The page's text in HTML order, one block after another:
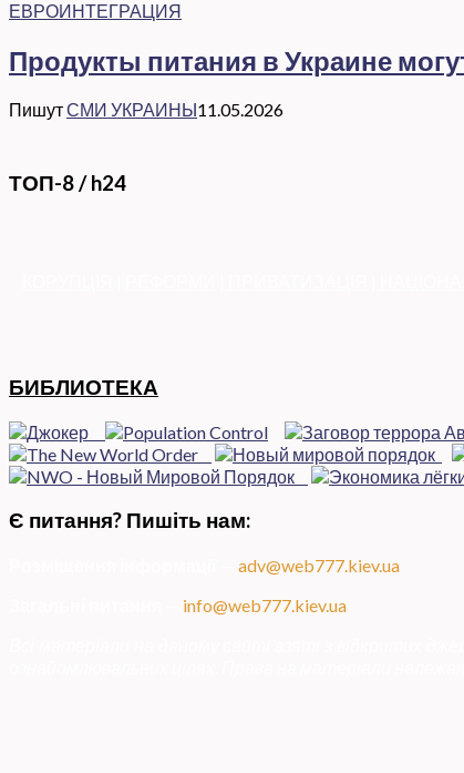
ЕВРОИНТЕГРАЦИЯ
Продукты питания в Украине
ПишутСМИ УКРАИНЫ11.05.2026
ТОП-8 / h24
БИБЛИОТЕКА
Є питання? Пишіть нам:
adv@web777.kiev.ua
info@web777.kiev.ua